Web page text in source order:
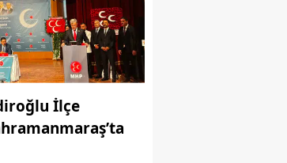
İlçe